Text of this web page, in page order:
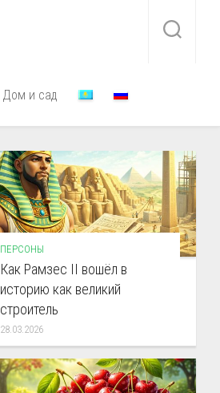
Дом и сад
ПЕРСОНЫ
Как Рамзес II вошёл в
историю как великий
строитель
28.03.2026